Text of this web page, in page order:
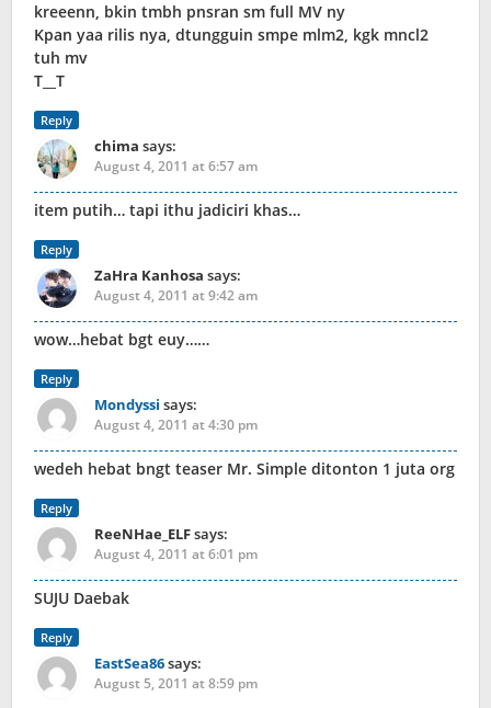
kreeenn, bkin tmbh pnsran sm full MV ny
Kpan yaa rilis nya, dtungguin smpe mlm2, kgk mncl2
tuh mv
T__T
Reply
chima says:
August 4, 2011 at 6:57 am
item putih… tapi ithu jadiciri khas…
Reply
ZaHra Kanhosa says:
August 4, 2011 at 9:42 am
wow…hebat bgt euy……
Reply
Mondyssi says:
August 4, 2011 at 4:30 pm
wedeh hebat bngt teaser Mr. Simple ditonton 1 juta org
Reply
ReeNHae_ELFsays:
August 4, 2011 at 6:01 pm
SUJU Daebak
Reply
EastSea86says:
August 5, 2011 at 8:59 pm